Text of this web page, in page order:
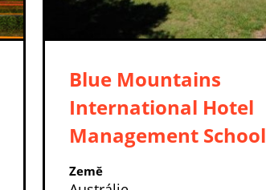
Blue Mountains
International Hotel
Management School
Země